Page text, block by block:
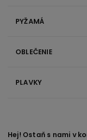
PYŽAMÁ
OBLEČENIE
PLAVKY
Hej! Ostaň s nami v